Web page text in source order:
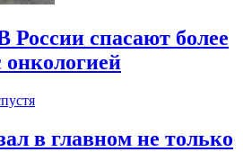
спасают более
онкологией
в главном не только